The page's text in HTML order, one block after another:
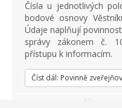
Čísla u jednotlivých
bodové osnovy
Údaje naplňují
správy zákonem č.
přístupu k informacím.
Číst dál: Povinně